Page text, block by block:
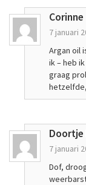
Corinne
7 januari
Argan oil
ik – heb
graag
Doortje
7 januari
Dof,